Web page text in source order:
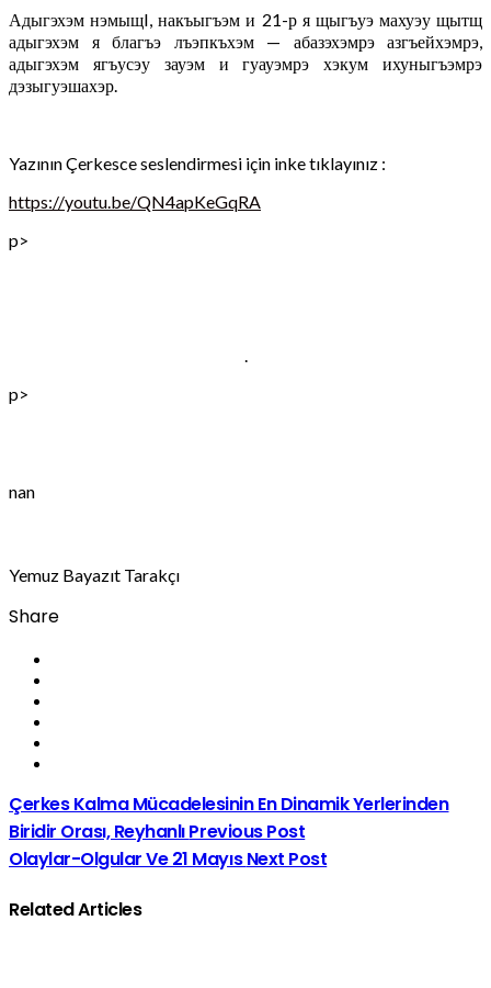
Адыгэхэм нэмыщI, накъыгъэм и 21-р я щыгъуэ махуэу щытщ
адыгэхэм я благъэ лъэпкъхэм — абазэхэмрэ азгъейхэмрэ,
адыгэхэм ягъусэу зауэм и гуауэмрэ хэкум ихуныгъэмрэ
дэзыгуэшахэр.
Yazının Çerkesce seslendirmesi için inke tıklayınız :
https://youtu.be/QN4apKeGqRA
p>
.
p>
nan
Yemuz Bayazıt Tarakçı
Share
Çerkes Kalma Mücadelesinin En Dinamik Yerlerinden
Biridir Orası, ReyhanlıPrevious Post
Olaylar-Olgular Ve 21 MayısNext Post
Related Articles